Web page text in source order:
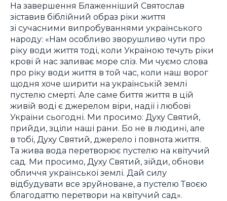
На завершення Блаженніший Святослав
зіставив біблійний образ ріки життя
зі сучасними випробуваннями українського
народу: «Нам особливо зворушливо чути про
ріку води життя тоді, коли Україною течуть ріки
крові й нас заливає море сліз. Ми чуємо слова
про ріку води життя в той час, коли наш ворог
щодня хоче ширити на українській землі
пустелю смерті. Але саме биття життя в цій
живій воді є джерелом віри, надії і любові
України сьогодні. Ми просимо: Духу Святий,
прийди, зціли наші рани. Бо не в людині, але
в тобі, Духу Святий, джерело і повнота життя.
Та жива вода перетворює пустелю на квітучий
сад. Ми просимо, Духу Святий, зійди, обнови
обличчя української землі. Дай силу
відбудувати все зруйноване, а пустелю Твоєю
благодаттю перетвори на квітучий сад».